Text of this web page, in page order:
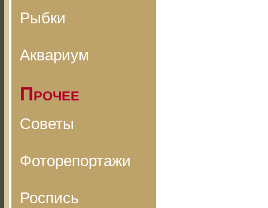
Рыбки
Аквариум
Прочее
Советы
Фоторепортажи
Роспись